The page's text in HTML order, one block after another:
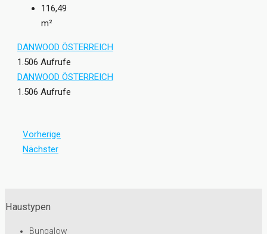
116,49
m²
DANWOOD ÖSTERREICH
1.506 Aufrufe
DANWOOD ÖSTERREICH
1.506 Aufrufe
Vorherige
Nächster
Haustypen
Bungalow